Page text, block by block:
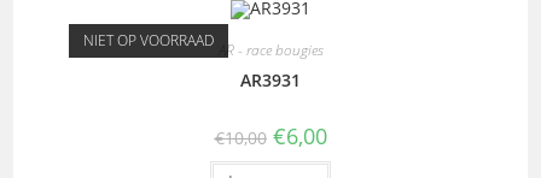
NIET OP VOORRAAD AR - race bougies
AR3931
€10,00 €6,00